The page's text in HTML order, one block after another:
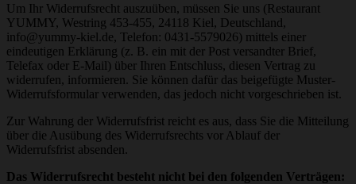
Um Ihr Widerrufsrecht auszuüben, müssen Sie uns (Restaurant
YUMMY, Westring 453-455, 24118 Kiel, Deutschland,
info@yummy-kiel.de, Telefon: 0431-5579026) mittels einer
eindeutigen Erklärung (z. B. ein mit der Post versandter Brief,
Telefax oder E-Mail) über Ihren Entschluss, diesen Vertrag zu
widerrufen, informieren. Sie können dafür das beigefügte Muster-
Widerrufsformular verwenden, das jedoch nicht vorgeschrieben ist.
Zur Wahrung der Widerrufsfrist reicht es aus, dass Sie die Mitteilung
über die Ausübung des Widerrufsrechts vor Ablauf der
Widerrufsfrist absenden.
Das Widerrufsrecht besteht nicht bei den folgenden Verträgen: